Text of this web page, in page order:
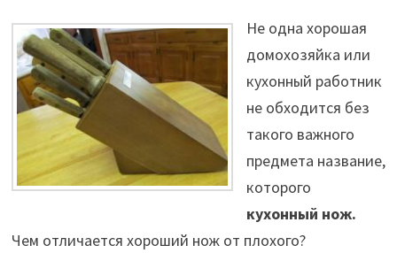
Не одна хорошая
домохозяйка или
кухонный работник
не обходится без
такого важного
предмета название,
которого
кухонный нож.
Чем отличается хороший нож от плохого?